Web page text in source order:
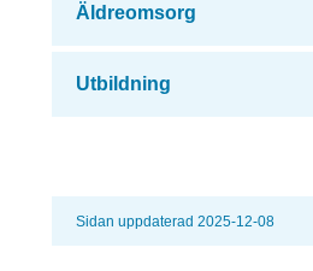
Äldreomsorg
Utbildning
Sidan uppdaterad 2025-12-08